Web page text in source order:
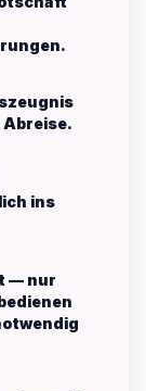
Abreise.
ins
— nur